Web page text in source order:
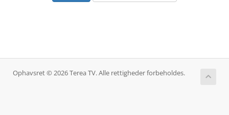
Ophavsret © 2026 Terea TV. Alle rettigheder forbeholdes.